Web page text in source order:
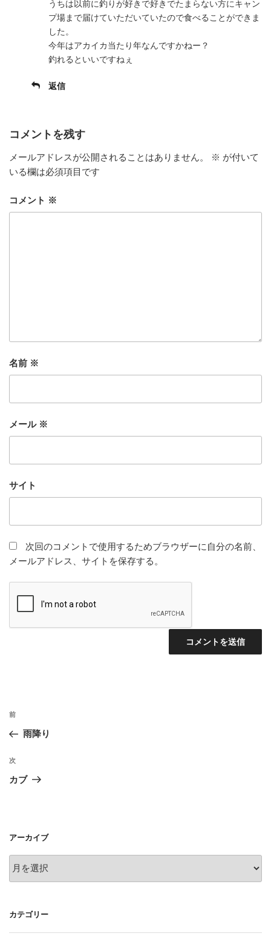
うちは以前に釣りが好きで好きでたまらない方にキャン
プ場まで届けていただいていたので食べることができま
した。
今年はアカイカ当たり年なんですかねー？
釣れるといいですねぇ
返信
コメントを残す
メールアドレスが公開されることはありません。 ※ が付いて
いる欄は必須項目です
コメント ※
名前 ※
メール ※
サイト
次回のコメントで使用するためブラウザーに自分の名前、
メールアドレス、サイトを保存する。
投
ナ
ビ
ゲ
ン
前
の
稿
前
雨降り
次
の
次
カブ
アーカイブ
ー
ブ
カテゴリー